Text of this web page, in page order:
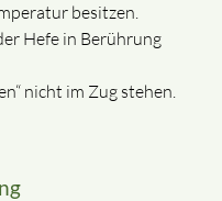
besitzen.
Hefe in Berührung
nicht im Zug stehen.